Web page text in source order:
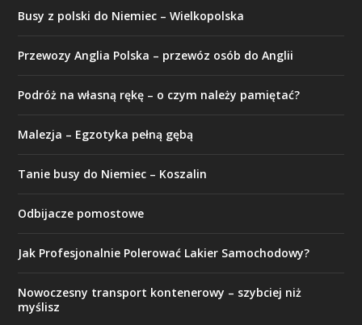
Busy z polski do Niemiec – Wielkopolska
Przewozy Anglia Polska – przewóz osób do Anglii
Podróż na własną rękę – o czym należy pamiętać?
Malezja – Egzotyka pełną gębą
Tanie busy do Niemiec – Koszalin
Odbijacze pomostowe
Jak Profesjonalnie Polerować Lakier Samochodowy?
​Nowoczesny transport kontenerowy – szybciej niż
myślisz